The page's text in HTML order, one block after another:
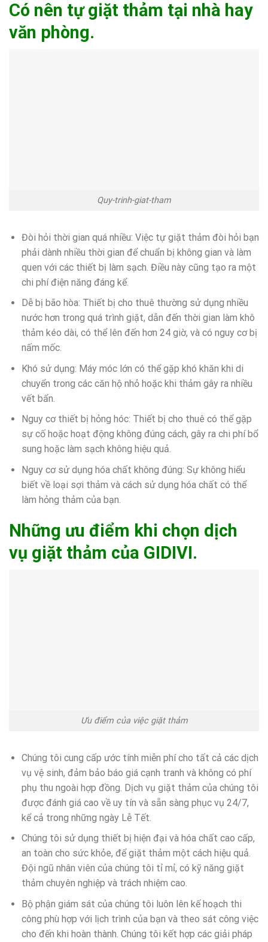
Có nên tự giặt thảm tại nhà hay
văn phòng.
Quy-trinh-giat-tham
Đòi hỏi thời gian quá nhiều: Việc tự giặt thảm đòi hỏi bạn
phải dành nhiều thời gian để chuẩn bị không gian và làm
quen với các thiết bị làm sạch. Điều này cũng tạo ra một
chi phí điện năng đáng kể.
Dễ bị bão hòa: Thiết bị cho thuê thường sử dụng nhiều
nước hơn trong quá trình giặt, dẫn đến thời gian làm khô
thảm kéo dài, có thể lên đến hơn 24 giờ, và có nguy cơ bị
nấm mốc.
Khó sử dụng: Máy móc lớn có thể gặp khó khăn khi di
chuyển trong các căn hộ nhỏ hoặc khi thảm gây ra nhiều
vết bẩn.
Nguy cơ thiết bị hỏng hóc: Thiết bị cho thuê có thể gặp
sự cố hoặc hoạt động không đúng cách, gây ra chi phí bổ
sung hoặc làm sạch không hiệu quả.
Nguy cơ sử dụng hóa chất không đúng: Sự không hiểu
biết về loại sợi thảm và cách sử dụng hóa chất có thể
làm hỏng thảm của bạn.
Những ưu điểm khi chọn dịch
vụ giặt thảm của GIDIVI.
Ưu điểm của việc giặt thảm
Chúng tôi cung cấp ước tính miễn phí cho tất cả các dịch
vụ vệ sinh, đảm bảo báo giá cạnh tranh và không có phí
phụ thu ngoài hợp đồng. Dịch vụ giặt thảm của chúng tôi
được đánh giá cao về uy tín và sẵn sàng phục vụ 24/7,
kể cả trong những ngày Lễ Tết.
Chúng tôi sử dụng thiết bị hiện đại và hóa chất cao cấp,
an toàn cho sức khỏe, để giặt thảm một cách hiệu quả.
Đội ngũ nhân viên của chúng tôi tỉ mỉ, có kỹ năng giặt
thảm chuyên nghiệp và trách nhiệm cao.
Bộ phận giám sát của chúng tôi luôn lên kế hoạch thi
công phù hợp với lịch trình của bạn và theo sát công việc
cho đến khi hoàn thành. Chúng tôi kết hợp các giải pháp